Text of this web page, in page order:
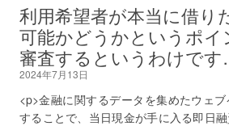
利用希望者が本当に借り
可能かどうかというポイ
審査するというわけです
2024年7月13日
<p>金融に関するデータを集めたウェ
することで、当日現金が手に入る即日